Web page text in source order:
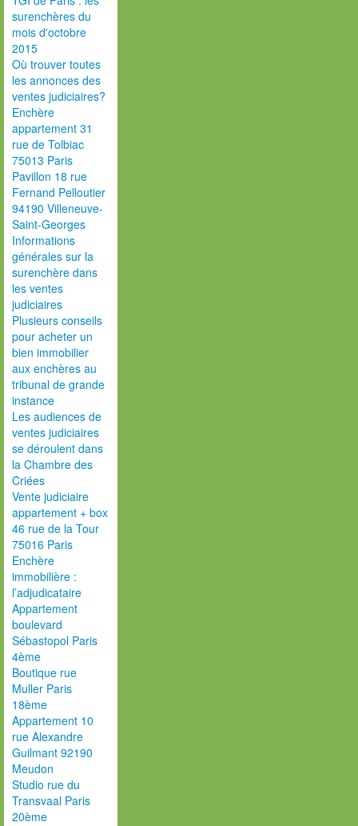
surenchères du
mois d'octobre
2015
Où trouver toutes
les annonces des
ventes judiciaires?
Enchère
appartement 31
rue de Tolbiac
75013 Paris
Pavillon 18 rue
Fernand Pelloutier
94190 Villeneuve-
Saint-Georges
Informations
générales sur la
surenchère dans
les ventes
judiciaires
Plusieurs conseils
pour acheter un
bien immobilier
aux enchères au
tribunal de grande
instance
Les audiences de
ventes judiciaires
se déroulent dans
la Chambre des
Criées
Vente judiciaire
appartement + box
46 rue de la Tour
75016 Paris
Enchère
immobilière :
l’adjudicataire
Appartement
boulevard
Sébastopol Paris
4ème
Boutique rue
Muller Paris
18ème
Appartement 10
rue Alexandre
Guilmant 92190
Meudon
Studio rue du
Transvaal Paris
20ème